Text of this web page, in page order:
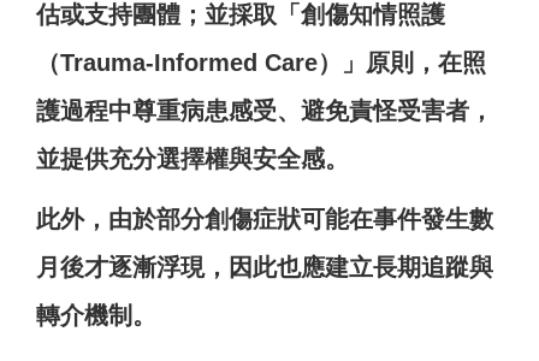
估或支持團體；並採取「創傷知情照護
（Trauma-Informed Care）」原則，在照
護過程中尊重病患感受、避免責怪受害者，
並提供充分選擇權與安全感。
此外，由於部分創傷症狀可能在事件發生數
月後才逐漸浮現，因此也應建立長期追蹤與
轉介機制。